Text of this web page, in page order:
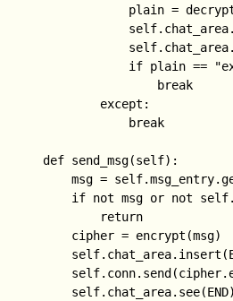
plain =
if plain ==
                    break
            except:
                break
    def send_msg(self):
msg =
if not msg or not
            return
        cipher = encrypt(msg)
        self.chat_area.see(END)